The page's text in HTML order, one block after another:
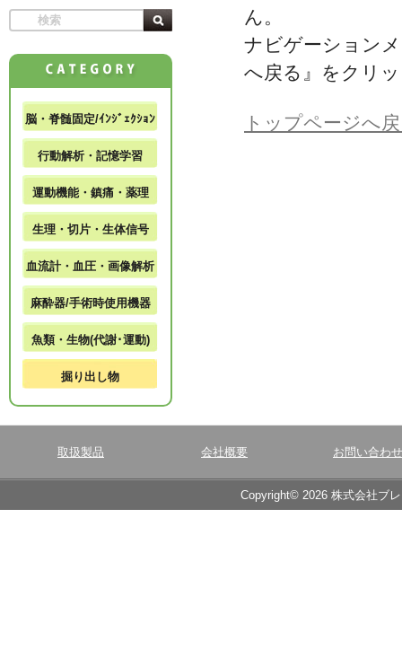
ん。
ナビゲーション
へ戻る』をクリ
トップページへ
脳・脊髄固定/ｲﾝｼﾞｪｸｼｮﾝ
行動解析・記憶学習
運動機能・鎮痛・薬理
生理・切片・生体信号
血流計・血圧・画像解析
麻酔器/手術時使用機器
魚類・生物(代謝･運動)
掘り出し物
取扱製品 会社概要 お問い合わせ
Copyright© 2026 株式会社ブ